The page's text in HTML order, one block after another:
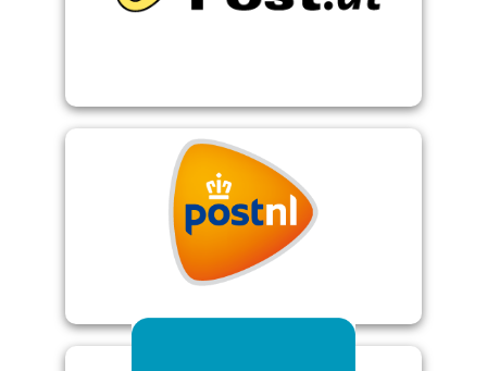
Österreichische Post
Webservice Parcelware